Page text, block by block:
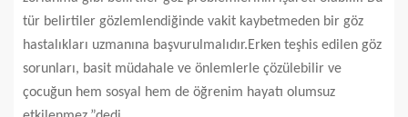
tür belirtiler gözlemlendiğinde vakit kaybetmeden bir göz
hastalıkları uzmanına başvurulmalıdır.Erken teşhis edilen göz
sorunları, basit müdahale ve önlemlerle çözülebilir ve
çocuğun hem sosyal hem de öğrenim hayatı olumsuz